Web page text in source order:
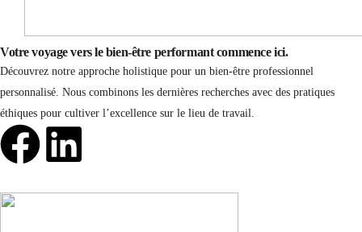
Votre voyage vers le bien-être performant commence ici.
Découvrez notre approche holistique pour un bien-être professionnel
personnalisé. Nous combinons les dernières recherches avec des pratiques
éthiques pour cultiver l’excellence sur le lieu de travail.